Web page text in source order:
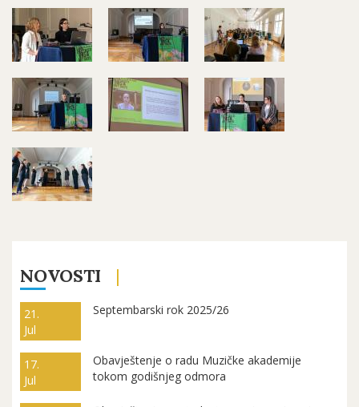
NOVOSTI
21.
Jul
Septembarski rok 2025/26
17.
Jul
Obavještenje o radu Muzičke akademije
tokom godišnjeg odmora